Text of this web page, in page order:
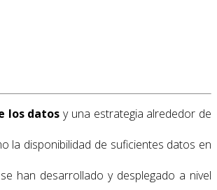
los datos y una estrategia alrededor de
la disponibilidad de suficientes datos en
han desarrollado y desplegado a nivel